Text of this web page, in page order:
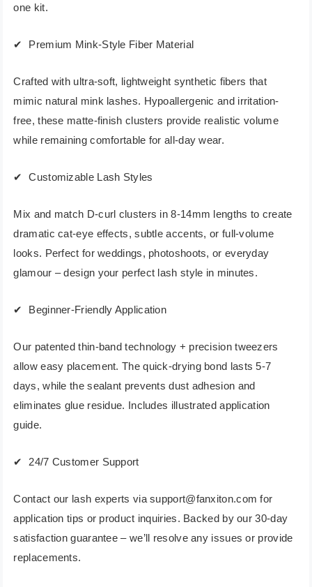
one kit.
✔ ️ Premium Mink-Style Fiber Material
Crafted with ultra-soft, lightweight synthetic fibers that
mimic natural mink lashes. Hypoallergenic and irritation-
free, these matte-finish clusters provide realistic volume
while remaining comfortable for all-day wear.
✔ ️ Customizable Lash Styles
Mix and match D-curl clusters in 8-14mm lengths to create
dramatic cat-eye effects, subtle accents, or full-volume
looks. Perfect for weddings, photoshoots, or everyday
glamour – design your perfect lash style in minutes.
✔ ️ Beginner-Friendly Application
Our patented thin-band technology + precision tweezers
allow easy placement. The quick-drying bond lasts 5-7
days, while the sealant prevents dust adhesion and
eliminates glue residue. Includes illustrated application
guide.
✔ ️ 24/7 Customer Support
Contact our lash experts via support@fanxiton.com for
application tips or product inquiries. Backed by our 30-day
satisfaction guarantee – we’ll resolve any issues or provide
replacements.